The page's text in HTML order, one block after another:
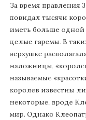
За время правления
повидал тысячи
иметь больше
целые гаремы. В
верхушке
наложницы,
называемые
королев известны
некоторые, вроде
мир. Однако